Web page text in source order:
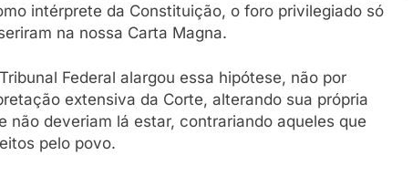
intérprete da Constituição, o foro privilegiado só
na nossa Carta Magna.
Federal alargou essa hipótese, não por
extensiva da Corte, alterando sua própria
não deveriam lá estar, contrariando aqueles que
pelo povo.